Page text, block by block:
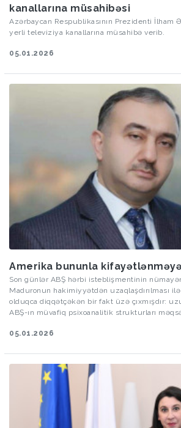
kanallarına müsahibəsi
Azərbaycan Respublikasının Prezidenti İlham
yerli televiziya kanallarına müsahibə verib.
05.01.2026
Amerika bununla
Son günlər ABŞ hərbi isteblişmentinin
Maduronun hakimiyyətdən uzaqlaşdırılması ilə
olduqca diqqətçəkən bir fakt üzə çıxmışdır:
ABŞ-ın müvafiq psixoanalitik strukturları
xüsusiyyətlərini sistemli şəkildə tədqiq
öyrənilməsi ilə birləşdirdikdə, müasir
adlı elmi istiqamətin formalaşmasının və
böyük əhəmiyyət daşıdığı aydın şəkildə
05.01.2026